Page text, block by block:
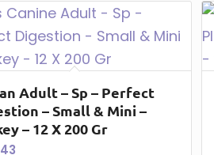
Adult – Sp – Perfect
– Small & Mini –
– 12 X 200 Gr